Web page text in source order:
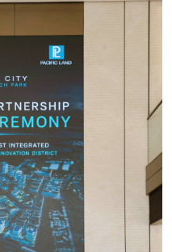
Nông nghiệp & Biển đảo
Tin Nông nghiệp & Biển
đảo
Mùa vàng
Biển đảo Việt Nam
Tâm tình biên giới và hải
đảo
Tìm hiểu biển, đảo Việt
Nam